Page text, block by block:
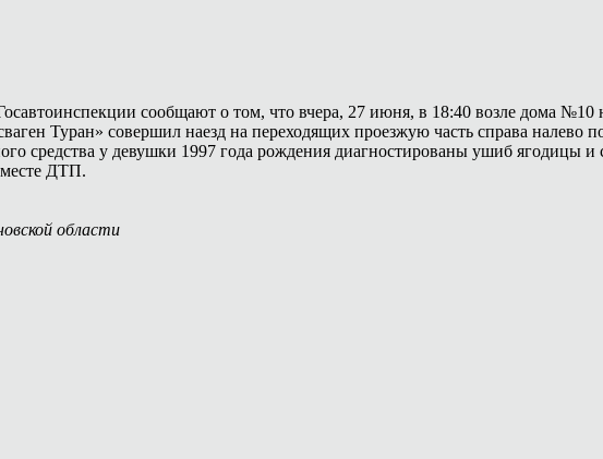
сообщают о том, что вчера, 27 июня, в 18:40 возле дома
Туран» совершил наезд на переходящих проезжую часть справа налево
средства у девушки 1997 года рождения диагностированы ушиб
ДТП.
области